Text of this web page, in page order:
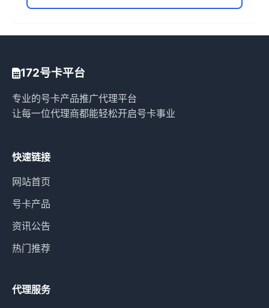
172号卡平台
专业的号卡产品推广代理平台
让每一位代理商都能轻松开启号卡事业
快速链接
网站首页
号卡产品
资讯公告
热门推荐
代理服务